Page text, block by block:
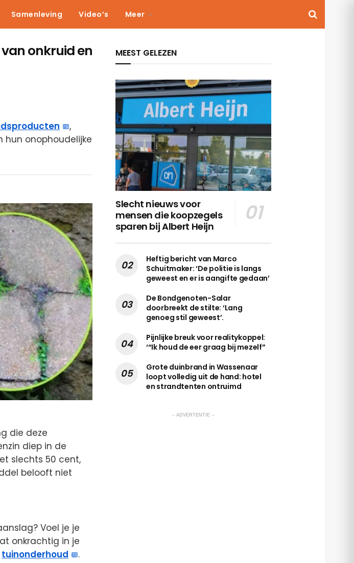
Samenleving Video’s Meer
onkruid en
,
onophoudelijke
die deze
diep in de
slechts 50 cent,
belooft niet
Voel je je
onkrachtig in je
tuinonderhoud .
MEEST GELEZEN
Slecht nieuws voor
mensen die koopzegels
sparen bij Albert Heijn
Heftig bericht van Marco
Schuitmaker: ‘De politie is langs
geweest en er is aangifte gedaan’
De Bondgenoten-Salar
doorbreekt de stilte: ‘Lang
genoeg stil geweest’.
Pijnlijke breuk voor realitykoppel:
‘“Ik houd de eer graag bij mezelf”
Grote duinbrand in Wassenaar
loopt volledig uit de hand: hotel
en strandtenten ontruimd
-- ADVERTENTIE --